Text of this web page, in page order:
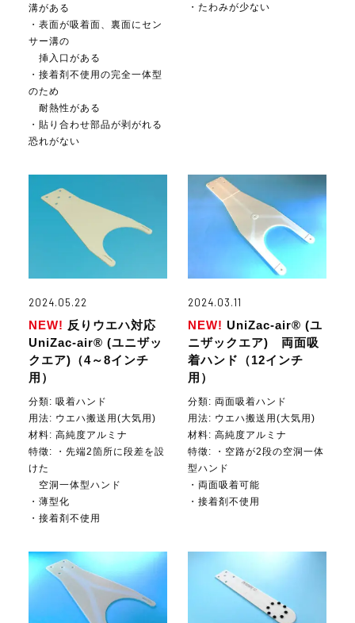
溝がある
・表面が吸着面、裏面にセン
サー溝の
挿入口がある
・接着剤不使用の完全一体型
のため
耐熱性がある
・貼り合わせ部品が剥がれる
恐れがない
・たわみが少ない
2024.05.22
NEW! 反りウエハ対応
UniZac-air® (ユニザッ
クエア)（4～8インチ
用）
分類: 吸着ハンド
用法: ウエハ搬送用(大気用)
材料: 高純度アルミナ
特徵: ・先端2箇所に段差を設
けた
空洞一体型ハンド
・薄型化
・接着剤不使用
2024.03.11
NEW! UniZac-air® (ユ
ニザックエア) 両面吸
着ハンド（12インチ
用）
分類: 両面吸着ハンド
用法: ウエハ搬送用(大気用)
材料:高純度アルミナ
特徵: ・空路が2段の空洞一体
型ハンド
・両面吸着可能
・接着剤不使用